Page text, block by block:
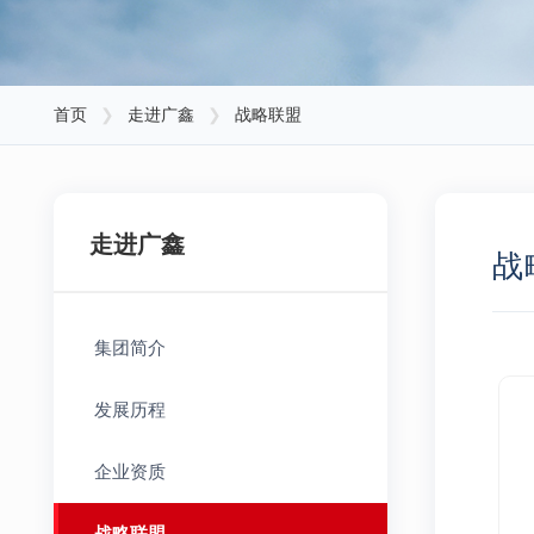
首页 ❯ 走进广鑫 ❯ 战略联盟
走进广鑫
集团简介
发展历程
企业资质
战